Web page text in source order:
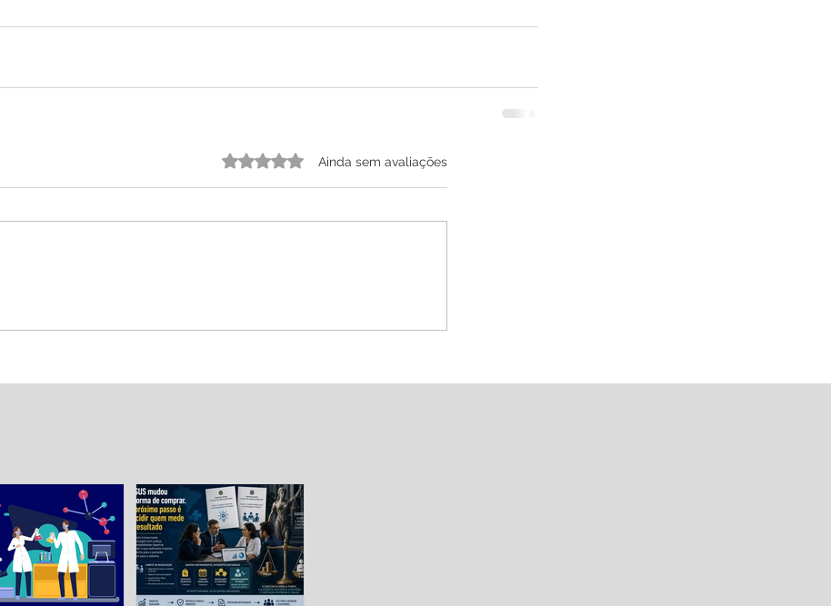
Avaliado com 0 de 5 estrelas.
Ainda sem avaliações